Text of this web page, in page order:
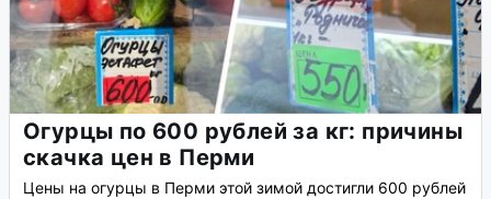
Огурцы по 600 рублей за кг: причины
скачка цен в Перми
Цены на огурцы в Перми этой зимой достигли 600 рублей